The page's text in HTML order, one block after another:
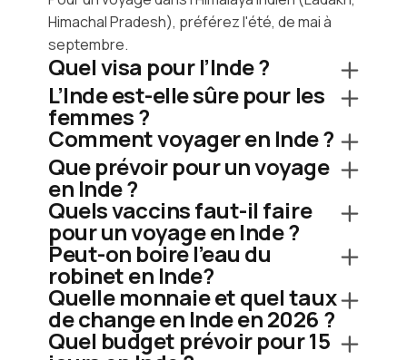
Himachal Pradesh), préférez l'été, de mai à
septembre.
Quel visa pour l’Inde ?
L’Inde est-elle sûre pour les
femmes ?
Comment voyager en Inde ?
Que prévoir pour un voyage
en Inde ?
Quels vaccins faut-il faire
pour un voyage en Inde ?
Peut-on boire l’eau du
robinet en Inde?
Quelle monnaie et quel taux
de change en Inde en 2026 ?
Quel budget prévoir pour 15